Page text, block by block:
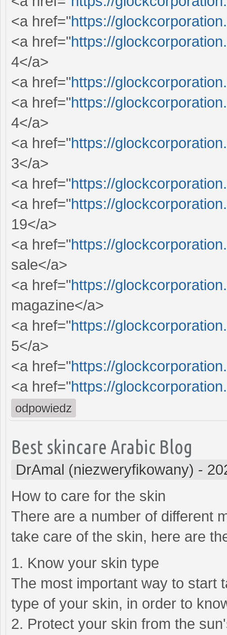
<a href="https://
<a href="https://
4</a>
<a href="https://
<a href="https://
4</a>
<a href="https://
3</a>
<a href="https://
<a href="https://
19</a>
<a href="https://
sale</a>
<a href="https://
magazine</a>
<a href="https://
5</a>
<a href="https://
<a href="https://
odpowiedz
Best skincare Arabic Blog
DrAmal (niezweryfikowany) -
How to care for the skin
There are a number of different
take care of the skin, here are
1. Know your skin type
The most important way to start
type of your skin, in order to
2. Protect your skin from the